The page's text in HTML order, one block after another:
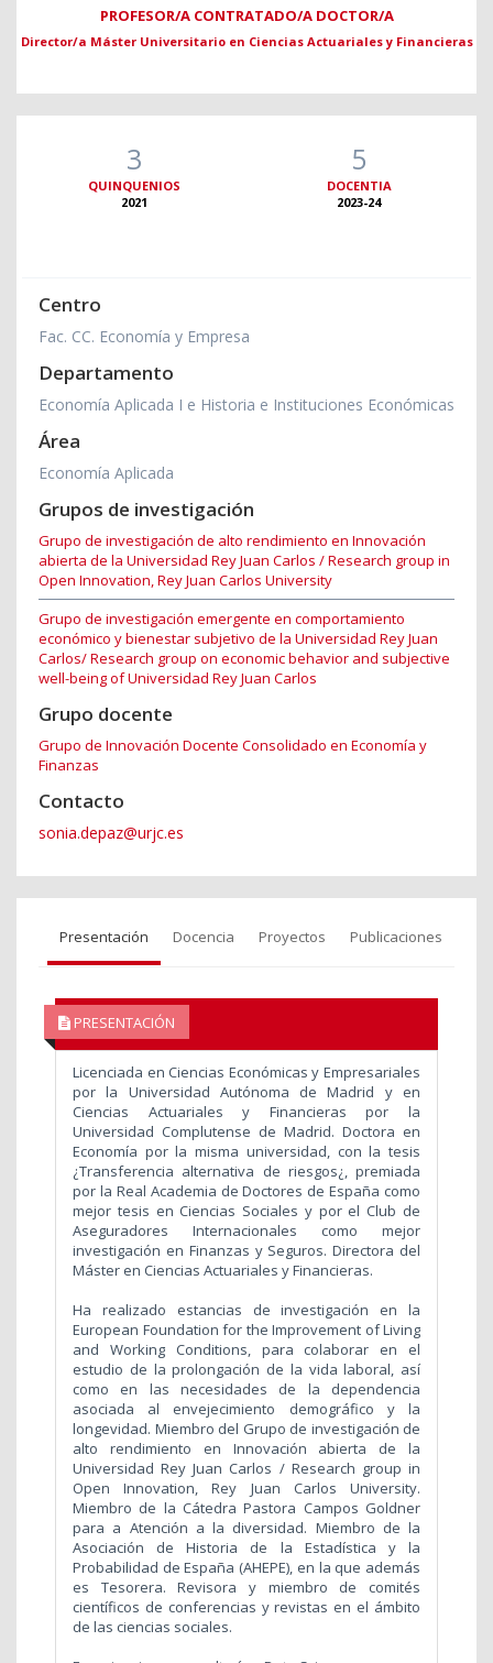
PROFESOR/A CONTRATADO/A DOCTOR/A
Director/a Máster Universitario en Ciencias Actuariales y Financieras
3
QUINQUENIOS
2021
5
DOCENTIA
2023-24
Centro
Fac. CC. Economía y Empresa
Departamento
Economía Aplicada I e Historia e Instituciones Económicas
Área
Economía Aplicada
Grupos de investigación
Grupo de investigación de alto rendimiento en Innovación
abierta de la Universidad Rey Juan Carlos / Research group in
Open Innovation, Rey Juan Carlos University
Grupo de investigación emergente en comportamiento
económico y bienestar subjetivo de la Universidad Rey Juan
Carlos/ Research group on economic behavior and subjective
well-being of Universidad Rey Juan Carlos
Grupo docente
Grupo de Innovación Docente Consolidado en Economía y
Finanzas
Contacto
sonia.depaz@urjc.es
Presentación Docencia Proyectos Publicaciones
PRESENTACIÓN
Licenciada en Ciencias Económicas y Empresariales
por la Universidad Autónoma de Madrid y en
Ciencias Actuariales y Financieras por la
Universidad Complutense de Madrid. Doctora en
Economía por la misma universidad, con la tesis
¿Transferencia alternativa de riesgos¿, premiada
por la Real Academia de Doctores de España como
mejor tesis en Ciencias Sociales y por el Club de
Aseguradores Internacionales como mejor
investigación en Finanzas y Seguros. Directora del
Máster en Ciencias Actuariales y Financieras.
Ha realizado estancias de investigación en la
European Foundation for the Improvement of Living
and Working Conditions, para colaborar en el
estudio de la prolongación de la vida laboral, así
como en las necesidades de la dependencia
asociada al envejecimiento demográfico y la
longevidad. Miembro del Grupo de investigación de
alto rendimiento en Innovación abierta de la
Universidad Rey Juan Carlos / Research group in
Open Innovation, Rey Juan Carlos University.
Miembro de la Cátedra Pastora Campos Goldner
para a Atención a la diversidad. Miembro de la
Asociación de Historia de la Estadística y la
Probabilidad de España (AHEPE), en la que además
es Tesorera. Revisora y miembro de comités
científicos de conferencias y revistas en el ámbito
de las ciencias sociales.